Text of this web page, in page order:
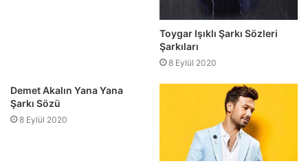
Toygar Işıklı Şarkı Sözleri
Şarkıları
8 Eylül 2020
Demet Akalın Yana Yana
Şarkı Sözü
8 Eylül 2020